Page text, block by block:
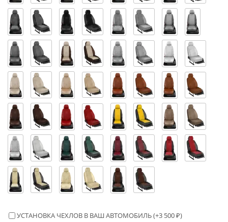
УСТАНОВКА ЧЕХЛОВ В ВАШ АВТОМОБИЛЬ (+3 500₽)